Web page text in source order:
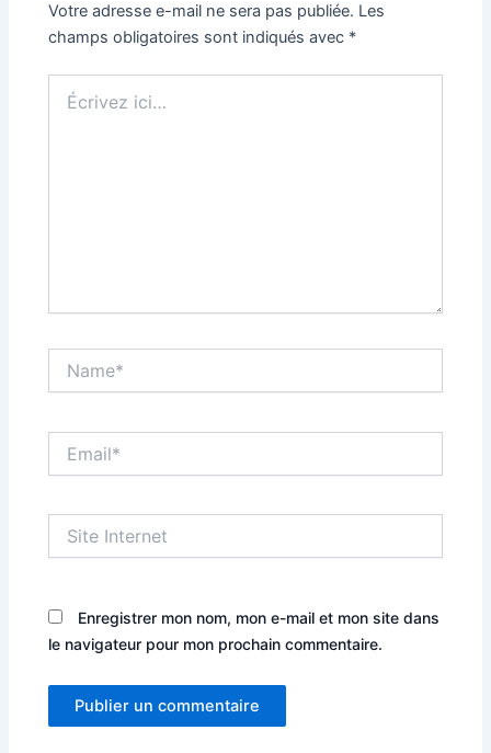
Votre adresse e-mail ne sera pas publiée. Les
champs obligatoires sont indiqués avec *
ici…
Internet
Enregistrer mon nom, mon e-mail et mon site dans
le navigateur pour mon prochain commentaire.